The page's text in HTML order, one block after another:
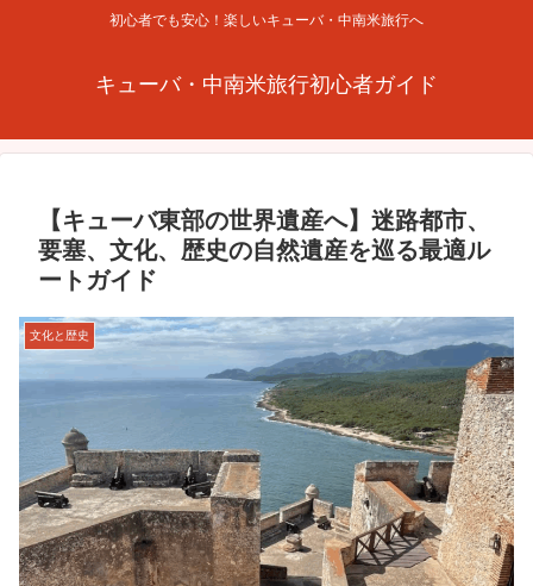
初心者でも安心！楽しいキューバ・中南米旅行へ
キューバ・中南米旅行初心者ガイド
【キューバ東部の世界遺産へ】迷路都市、
要塞、文化、歴史の自然遺産を巡る最適ル
ートガイド
文化と歴史